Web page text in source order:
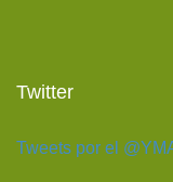
Twitter
Tweets por el